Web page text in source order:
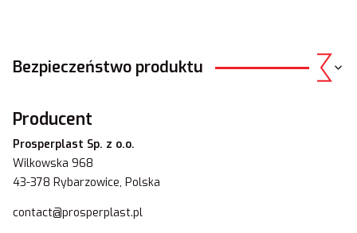
Bezpieczeństwo produktu
Producent
Prosperplast Sp. z o.o.
Wilkowska 968
43-378 Rybarzowice, Polska
contact@prosperplast.pl